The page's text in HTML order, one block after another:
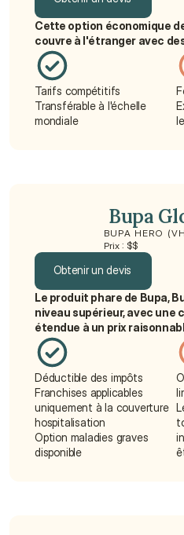
Obtenir un devis
Cette option économique
couvre à l'étranger avec
Tarifs compétitifs
Transférable à l'échelle
mondiale
Bupa
BUPA HERO
Prix : $$
Obtenir un devis
Obtenir un devis
Le produit phare de Bupa,
niveau supérieur, avec une
étendue à un prix
Déductible des impôts
Franchises applicables
uniquement à la couverture
hospitalisation
Option maladies graves
disponible